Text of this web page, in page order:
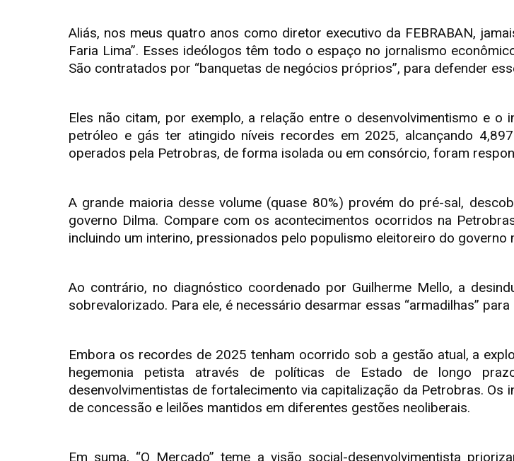
Aliás, nos meus quatro anos como diretor executivo da FEBRABAN,
Faria Lima”. Esses ideólogos têm todo o espaço no jornalismo
São contratados por “banquetas de negócios próprios”, para defender
Eles não citam, por exemplo, a relação entre o desenvolvimentismo e
petróleo e gás ter atingido níveis recordes em 2025, alcançando
operados pela Petrobras, de forma isolada ou em consórcio, foram
A grande maioria desse volume (quase 80%) provém do pré-sal,
governo Dilma. Compare com os acontecimentos ocorridos na
incluindo um interino, pressionados pelo populismo eleitoreiro do
Ao contrário, no diagnóstico coordenado por Guilherme Mello, a
sobrevalorizado. Para ele, é necessário desarmar essas “armadilhas”
Embora os recordes de 2025 tenham ocorrido sob a gestão atual, a
hegemonia petista através de políticas de Estado de longo
desenvolvimentistas de fortalecimento via capitalização da Petrobras.
de concessão e leilões mantidos em diferentes gestões neoliberais.
Em suma, “O Mercado” teme a visão social-desenvolvimentista